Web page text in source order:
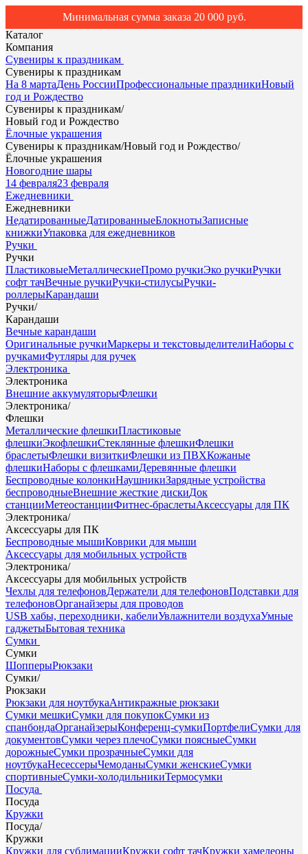
Минимальная сумма заказа 20 000 руб.
Каталог
Компания
Сувениры к праздникам
Сувениры к праздникам
На 8 мартаДень РоссииПрофессиональные праздникиНовый
год и Рождество
Сувениры к праздникам/
Новый год и Рождество
Ёлочные украшения
Сувениры к праздникам/Новый год и Рождество/
Ёлочные украшения
Новогодние шары
14 февраля23 февраля
Ежедневники
Ежедневники
НедатированныеДатированныеБлокнотыЗаписные
книжкиУпаковка для ежедневников
Ручки
Ручки
ПластиковыеМеталлическиеПромо ручкиЭко ручкиРучки
софт тачВечные ручкиРучки-стилусыРучки-
роллерыКарандаши
Ручки/
Карандаши
Вечные карандаши
Оригинальные ручкиМаркеры и текстовыделителиНаборы с
ручкамиФутляры для ручек
Электроника
Электроника
Внешние аккумуляторыФлешки
Электроника/
Флешки
Металлические флешкиПластиковые
флешкиЭкофлешкиСтеклянные флешкиФлешки
браслетыФлешки визиткиФлешки из ПВХКожаные
флешкиНаборы с флешкамиДеревянные флешки
Беспроводные колонкиНаушникиЗарядные устройства
беспроводныеВнешние жесткие дискиДок
станцииМетеостанцииФитнес-браслетыАксессуары для ПК
Электроника/
Аксессуары для ПК
Беспроводные мышиКоврики для мыши
Аксессуары для мобильных устройств
Электроника/
Аксессуары для мобильных устройств
Чехлы для телефоновДержатели для телефоновПодставки для
телефоновОрганайзеры для проводов
USB хабы, переходники, кабелиУвлажнители воздухаУмные
гаджетыБытовая техника
Сумки
Сумки
ШопперыРюкзаки
Сумки/
Рюкзаки
Рюкзаки для ноутбукаАнтикражные рюкзаки
Сумки мешкиСумки для покупокСумки из
спанбондаОрганайзерыКонференц-сумкиПортфелиСумки для
документовСумки через плечоСумки поясныеСумки
дорожныеСумки прозрачныеСумки для
ноутбукаНесессерыЧемоданыСумки женскиеСумки
спортивныеСумки-холодильникиТермосумки
Посуда
Посуда
Кружки
Посуда/
Кружки
Кружки для сублимацииКружки софт тачКружки хамелеоны